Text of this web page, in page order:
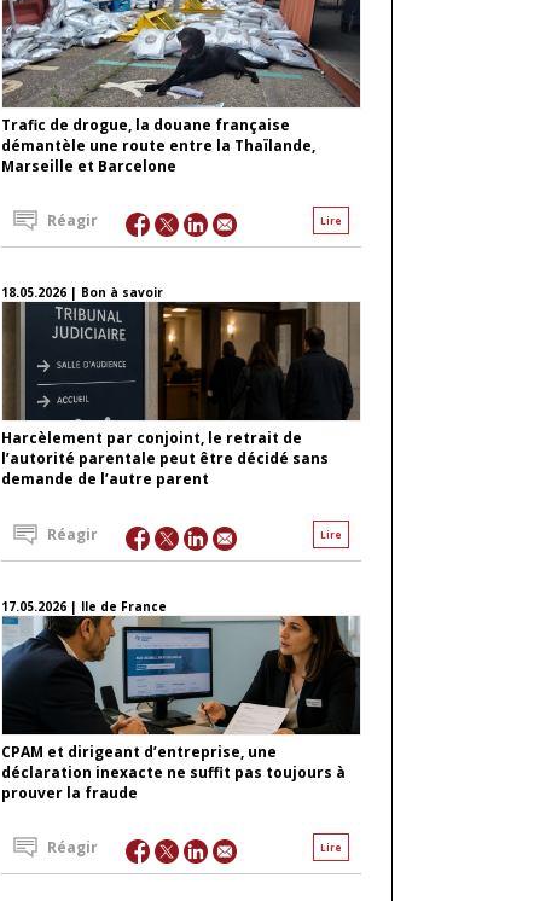
Trafic de drogue, la douane française
démantèle une route entre la Thaïlande,
Marseille et Barcelone
Lire
Réagir
18.05.2026 | Bon à savoir
Harcèlement par conjoint, le retrait de
l’autorité parentale peut être décidé sans
demande de l’autre parent
Lire
Réagir
17.05.2026 | Ile de France
CPAM et dirigeant d’entreprise, une
déclaration inexacte ne suffit pas toujours à
prouver la fraude
Lire
Réagir